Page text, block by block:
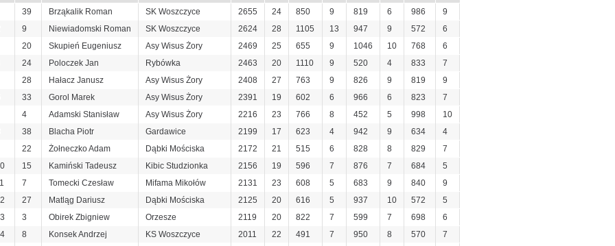
39 Brząkalik Roman SK Woszczyce 2655 24 850 9 819 6 986
9
9 Niewiadomski Roman SK Woszczyce 2624 28 1105 13 947 9 572
6
20 Skupień Eugeniusz Asy Wisus Żory 2469 25 655 9 1046 10 768
6
24 Poloczek Jan Rybówka 2463 20 1110 9 520 4 833
7
28 Hałacz Janusz Asy Wisus Żory 2408 27 763 9 826 9 819
9
33 Gorol Marek Asy Wisus Żory 2391 19 602 6 966 6 823
7
4 Adamski Stanisław Asy Wisus Żory 2216 23 766 8 452 5 998
10
38 Blacha Piotr Gardawice 2199 17 623 4 942 9 634
4
22 Żołneczko Adam Dąbki Mościska 2172 21 515 6 828 8 829
7
15 Kamiński Tadeusz Kibic Studzionka 2156 19 596 7 876 7 684
5
7 Tomecki Czesław Mifama Mikołów 2131 23 608 5 683 9 840
9
27 Matląg Dariusz Dąbki Mościska 2125 20 616 5 937 10 572
5
3 Obirek Zbigniew Orzesze 2119 20 822 7 599 7 698
6
8 Konsek Andrzej KS Woszczyce 2011 22 491 7 950 8 570
7